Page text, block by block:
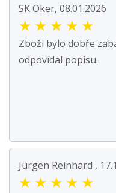
SK Oker, 08.01.2026
★ ★ ★ ★ ★
Zboží bylo dobře
odpovídal popisu.
Jürgen Reinhard ,
★ ★ ★ ★ ★